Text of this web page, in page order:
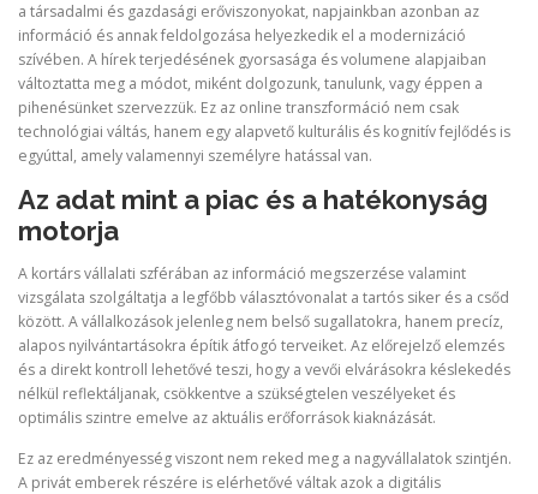
a társadalmi és gazdasági erőviszonyokat, napjainkban azonban az
információ és annak feldolgozása helyezkedik el a modernizáció
szívében. A hírek terjedésének gyorsasága és volumene alapjaiban
változtatta meg a módot, miként dolgozunk, tanulunk, vagy éppen a
pihenésünket szervezzük. Ez az online transzformáció nem csak
technológiai váltás, hanem egy alapvető kulturális és kognitív fejlődés is
egyúttal, amely valamennyi személyre hatással van.
Az adat mint a piac és a hatékonyság
motorja
A kortárs vállalati szférában az információ megszerzése valamint
vizsgálata szolgáltatja a legfőbb választóvonalat a tartós siker és a csőd
között. A vállalkozások jelenleg nem belső sugallatokra, hanem precíz,
alapos nyilvántartásokra építik átfogó terveiket. Az előrejelző elemzés
és a direkt kontroll lehetővé teszi, hogy a vevői elvárásokra késlekedés
nélkül reflektáljanak, csökkentve a szükségtelen veszélyeket és
optimális szintre emelve az aktuális erőforrások kiaknázását.
Ez az eredményesség viszont nem reked meg a nagyvállalatok szintjén.
A privát emberek részére is elérhetővé váltak azok a digitális